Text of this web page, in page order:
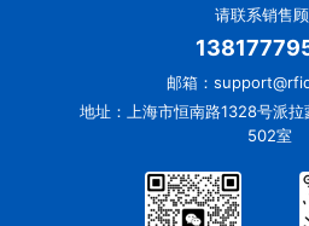
请联系销售
邮箱：
地址：上海市恒南路1328号派
502室